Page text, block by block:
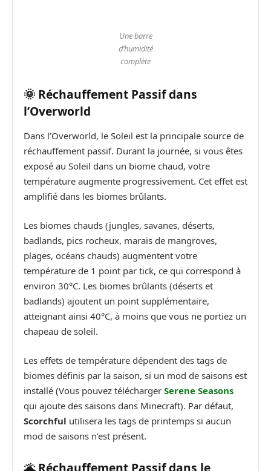
Une barre
d’humidité
complète
🌞 Réchauffement Passif dans
l’Overworld
Dans l’Overworld, le Soleil est la principale source de
réchauffement passif. Durant la journée, si vous êtes
exposé au Soleil dans un biome chaud, votre
température augmente progressivement. Cet effet est
amplifié dans les biomes brûlants.
Les biomes chauds (jungles, savanes, déserts,
badlands, pics rocheux, marais de mangroves,
plages, océans chauds) augmentent votre
température de 1 point par tick, ce qui correspond à
environ 30°C. Les biomes brûlants (déserts et
badlands) ajoutent un point supplémentaire,
atteignant ainsi 40°C, à moins que vous ne portiez un
chapeau de soleil.
Les effets de température dépendent des tags de
biomes définis par la saison, si un mod de saisons est
installé (Vous pouvez télécharger Serene Seasons
qui ajoute des saisons dans Minecraft). Par défaut,
Scorchful utilisera les tags de printemps si aucun
mod de saisons n’est présent.